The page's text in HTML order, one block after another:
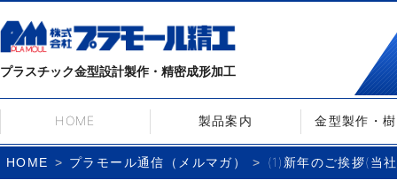
プラスチック金型設計製作・精密成形加工
HOME 製品案内 金型製作・
HOME プラモール通信（メルマガ） (1)新年のご挨拶(当